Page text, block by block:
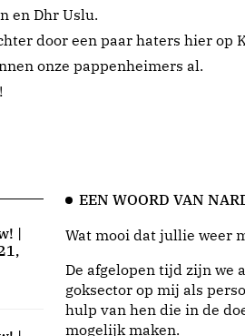
en Dhr Uslu.
door een paar haters hier op
onze pappenheimers al.
|
EEN WOORD VAN
Wat mooi dat jullie weer
De afgelopen tijd zijn we
goksector op mij als
hulp van hen die in de
mogelijk maken.